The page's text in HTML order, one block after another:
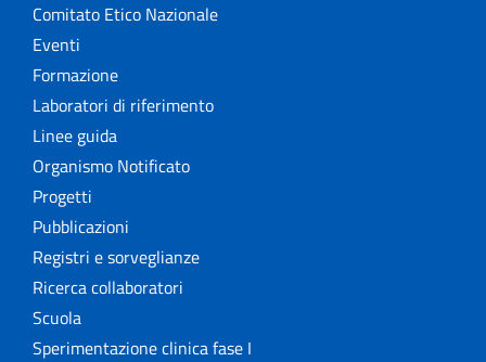
Comitato Etico Nazionale
Eventi
Formazione
Laboratori di riferimento
Linee guida
Organismo Notificato
Progetti
Pubblicazioni
Registri e sorveglianze
Ricerca collaboratori
Scuola
Sperimentazione clinica fase I